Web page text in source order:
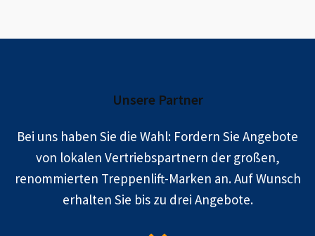
Unsere Partner
Bei uns haben Sie die Wahl: Fordern Sie Angebote
von lokalen Vertriebspartnern der großen,
renommierten Treppenlift-Marken an. Auf Wunsch
erhalten Sie bis zu drei Angebote.